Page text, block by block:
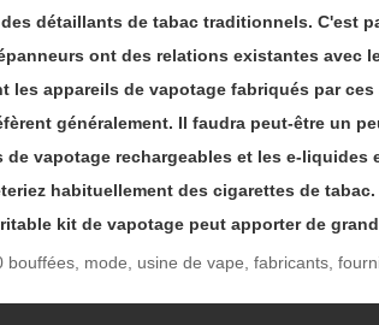
détaillants de tabac traditionnels. C'est
ont des relations existantes avec
les appareils de vapotage fabriqués par
généralement. Il faudra peut-être un
vapotage rechargeables et les e-
habituellement des cigarettes de
kit de vapotage peut apporter de
mode, usine de vape, fabricants,